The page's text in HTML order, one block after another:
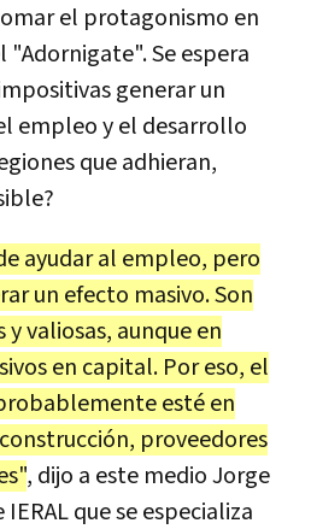
el protagonismo en
"Adornigate". Se espera
generar un
empleo y el desarrollo
que adhieran,
ayudar al empleo, pero
un efecto masivo. Son
valiosas, aunque en
en capital. Por eso, el
esté en
proveedores
, dijo a este medio Jorge
que se especializa